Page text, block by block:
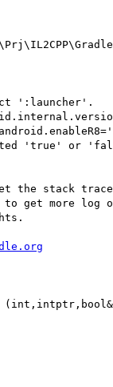
':launcher'.
'true' or
the stack
get more log